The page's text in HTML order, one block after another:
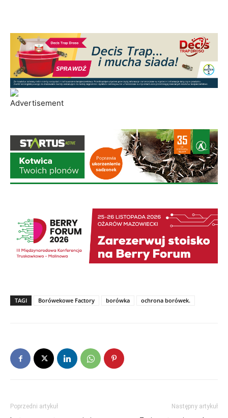
TAGI Borówekowe Factory borówka ochrona borówek.
Poprzedni artykuł Następny artykuł